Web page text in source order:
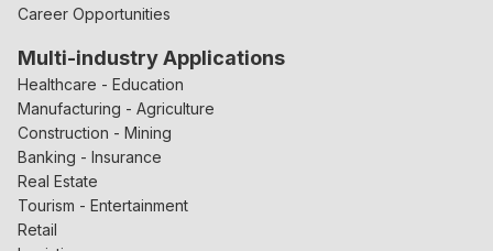
Career Opportunities
Multi-industry Applications
Healthcare - Education
Manufacturing - Agriculture
Construction - Mining
Banking - Insurance
Real Estate
Tourism - Entertainment
Retail